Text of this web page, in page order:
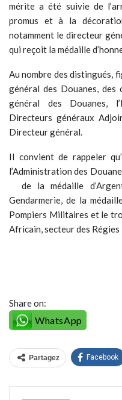
mérite a été suivie de
promus et à la
notamment le directeur
qui reçoit la médaille
Au nombre des distingués,
général des Douanes, des
général des Douanes,
Directeurs généraux
Directeur général.
Il convient de rappeler
l’Administration des
de la médaille
Gendarmerie, de la
Pompiers Militaires et le
Africain, secteur des
Share on:
WhatsApp
Partagez Facebook